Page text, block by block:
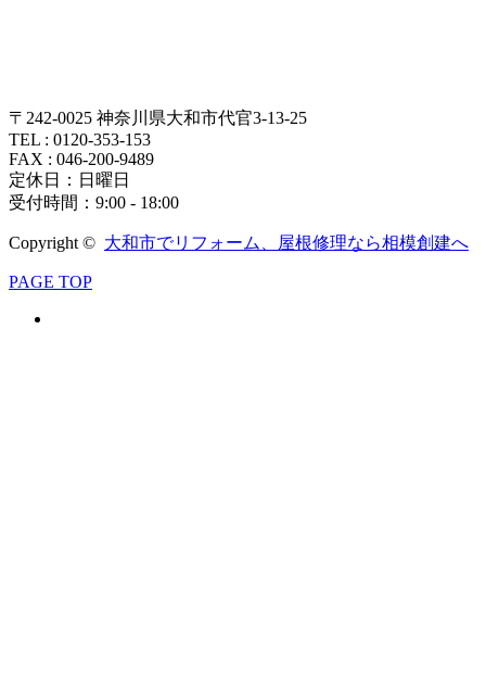
〒242-0025 神奈川県大和市代官3-13-25
TEL : 0120-353-153
FAX : 046-200-9489
定休日：日曜日
受付時間：9:00 - 18:00
Copyright © 大和市でリフォーム、屋根修理なら相模創建へ
PAGE TOP